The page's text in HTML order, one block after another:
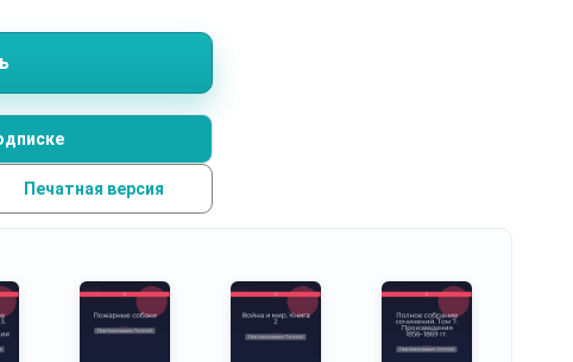
ее ждет на Ходынском поле.
Печатная версия